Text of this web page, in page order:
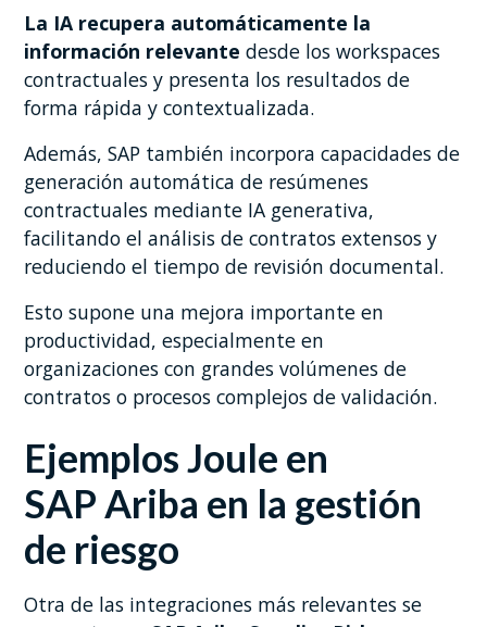
La IA recupera automáticamente la
información relevante desde los workspaces
contractuales y presenta los resultados de
forma rápida y contextualizada.
Además, SAP también incorpora capacidades de
generación automática de resúmenes
contractuales mediante IA generativa,
facilitando el análisis de contratos extensos y
reduciendo el tiempo de revisión documental.
Esto supone una mejora importante en
productividad, especialmente en
organizaciones con grandes volúmenes de
contratos o procesos complejos de validación.
Ejemplos Joule en
SAP Ariba en la gestión
de riesgo
Otra de las integraciones más relevantes se